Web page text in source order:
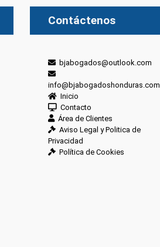
Contáctenos
bjabogados@outlook.com
info@bjabogadoshonduras.com
Inicio
Contacto
Área de Clientes
Aviso Legal y Politica de
Privacidad
Política de Cookies